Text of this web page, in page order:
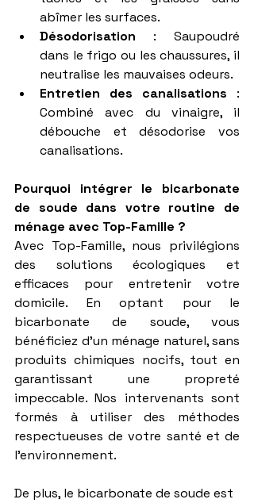
abîmer les surfaces.
Désodorisation : Saupoudré
dans le frigo ou les chaussures, il
neutralise les mauvaises odeurs.
Entretien des canalisations :
Combiné avec du vinaigre, il
débouche et désodorise vos
canalisations.
Pourquoi intégrer le bicarbonate
de soude dans votre routine de
ménage avec Top-Famille ?
Avec Top-Famille, nous privilégions
des solutions écologiques et
efficaces pour entretenir votre
domicile. En optant pour le
bicarbonate de soude, vous
bénéficiez d’un ménage naturel, sans
produits chimiques nocifs, tout en
garantissant une propreté
impeccable. Nos intervenants sont
formés à utiliser des méthodes
respectueuses de votre santé et de
l'environnement.
De plus, le bicarbonate de soude est